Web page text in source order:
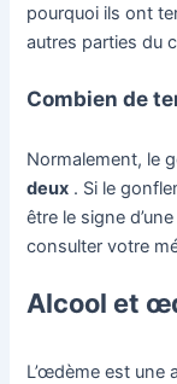
pourquoi ils ont
autres parties du
Combien de
Normalement, le
deux . Si le
être le signe
consulter votre
Alcool et
L’œdème est une